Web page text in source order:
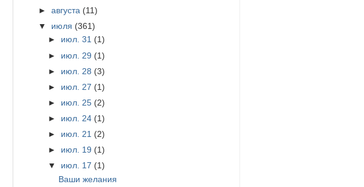
►августа (11)
▼ июля (361)
► июл. 31 (1)
► июл. 29 (1)
► июл. 28 (3)
► июл. 27 (1)
► июл. 25 (2)
► июл. 24 (1)
► июл. 21 (2)
► июл. 19 (1)
▼ июл. 17 (1)
Ваши желания